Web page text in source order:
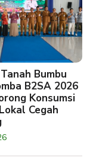
Bumbu
B2SA 2026
Konsumsi
Cegah